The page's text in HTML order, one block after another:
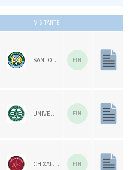
VISITANTE
SANTOMERA HC FIN
UNIVERSITAT D'ALACANT - SAN VICENTE B FIN
CH XALOC FIN